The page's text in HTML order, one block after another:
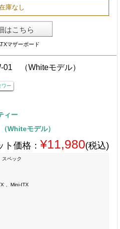
庫なし
はこちら
マザーボード
ワー
ィー
Whiteモデル）
ト価格： ¥11,980(税込)
スペック
、Mini-ITX